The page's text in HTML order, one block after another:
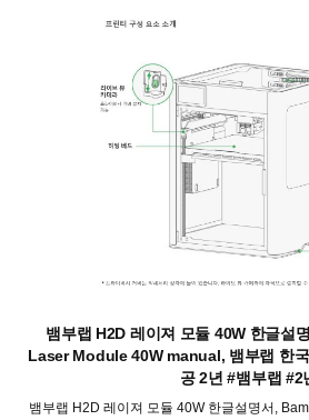
뱀부랩 H2D 레이져 모듈 40W 한글설
Laser Module 40W manual, 뱀부랩 한
공 2년 #뱀부랩 #2
뱀부랩 H2D 레이져 모듈 40W 한글설명서,